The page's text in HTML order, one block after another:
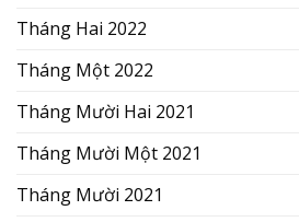
Tháng Hai 2022
Tháng Một 2022
Tháng Mười Hai 2021
Tháng Mười Một 2021
Tháng Mười 2021